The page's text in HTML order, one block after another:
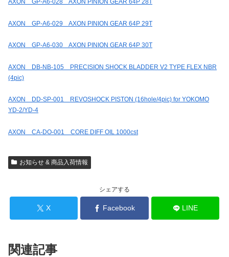
AXON GP-A6-028 AXON PINION GEAR 64P 28T
AXON GP-A6-029 AXON PINION GEAR 64P 29T
AXON GP-A6-030 AXON PINION GEAR 64P 30T
AXON DB-NB-105 PRECISION SHOCK BLADDER V2 TYPE FLEX NBR
(4pic)
AXON DD-SP-001 REVOSHOCK PISTON (16hole/4pic) for YOKOMO
YD-2/YD-4
AXON CA-DO-001 CORE DIFF OIL 1000cst
お知らせ & 商品入荷情報
シェアする
X Facebook LINE
関連記事